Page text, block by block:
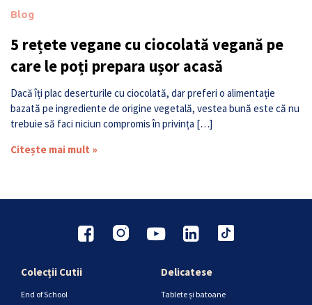
Blog
5 rețete vegane cu ciocolată vegană pe
care le poți prepara ușor acasă
Dacă îți plac deserturile cu ciocolată, dar preferi o alimentație
bazată pe ingrediente de origine vegetală, vestea bună este că nu
trebuie să faci niciun compromis în privința […]
Citește mai mult »
Colecții Cutii
End of School
Delicatese
Tablete și batoane